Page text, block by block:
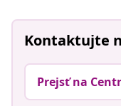
Kontaktujte
Prejsť na